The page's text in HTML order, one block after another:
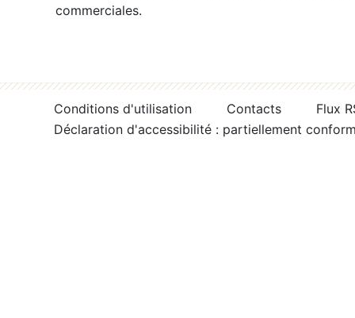
commerciales.
Conditions d'utilisation Contacts
Flux
Déclaration d'accessibilité : partiellement